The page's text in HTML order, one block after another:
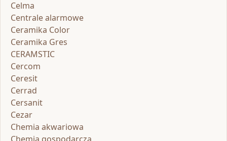
Celma
Centrale alarmowe
Ceramika Color
Ceramika Gres
CERAMSTIC
Cercom
Ceresit
Cerrad
Cersanit
Cezar
Chemia akwariowa